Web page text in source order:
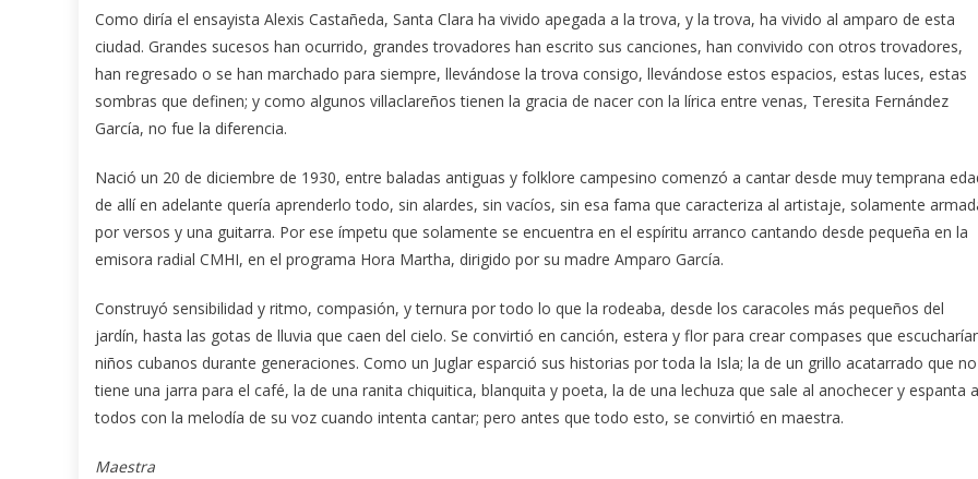
Como diría el ensayista Alexis Castañeda, Santa Clara ha vivido apegada a la trova, y la trova, ha vivido al amparo de esta
ciudad. Grandes sucesos han ocurrido, grandes trovadores han escrito sus canciones, han convivido con otros trovadores,
han regresado o se han marchado para siempre, llevándose la trova consigo, llevándose estos espacios, estas luces, estas
sombras que definen; y como algunos villaclareños tienen la gracia de nacer con la lírica entre venas, Teresita Fernández
García, no fue la diferencia.
Nació un 20 de diciembre de 1930, entre baladas antiguas y folklore campesino comenzó a cantar desde muy temprana
de allí en adelante quería aprenderlo todo, sin alardes, sin vacíos, sin esa fama que caracteriza al artistaje, solamente
por versos y una guitarra. Por ese ímpetu que solamente se encuentra en el espíritu arranco cantando desde pequeña en la
emisora radial CMHI, en el programa Hora Martha, dirigido por su madre Amparo García.
Construyó sensibilidad y ritmo, compasión, y ternura por todo lo que la rodeaba, desde los caracoles más pequeños del
jardín, hasta las gotas de lluvia que caen del cielo. Se convirtió en canción, estera y flor para crear compases que
niños cubanos durante generaciones. Como un Juglar esparció sus historias por toda la Isla; la de un grillo acatarrado que no
tiene una jarra para el café, la de una ranita chiquitica, blanquita y poeta, la de una lechuza que sale al anochecer y espanta a
todos con la melodía de su voz cuando intenta cantar; pero antes que todo esto, se convirtió en maestra.
Maestra